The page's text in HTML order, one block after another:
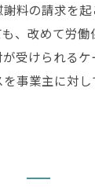
料の請求を起
、改めて労
受けられるケ
事業主に対